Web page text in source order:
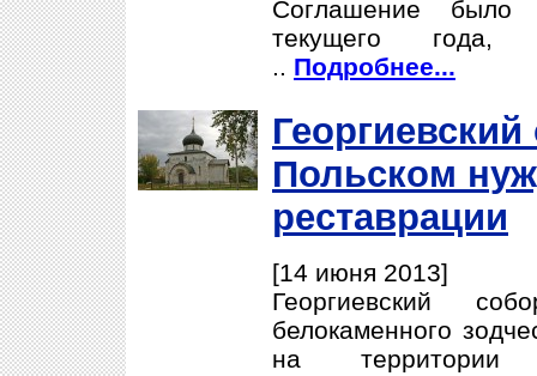
Соглашение
текущего года,
.. Подробнее...
Польском
реставрации
[14 июня 2013]
Георгиевский
белокаменного
на территории